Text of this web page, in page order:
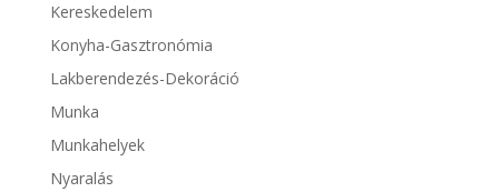
Kereskedelem
Konyha-Gasztronómia
Lakberendezés-Dekoráció
Munka
Munkahelyek
Nyaralás